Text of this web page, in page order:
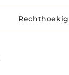
Rechthoekig